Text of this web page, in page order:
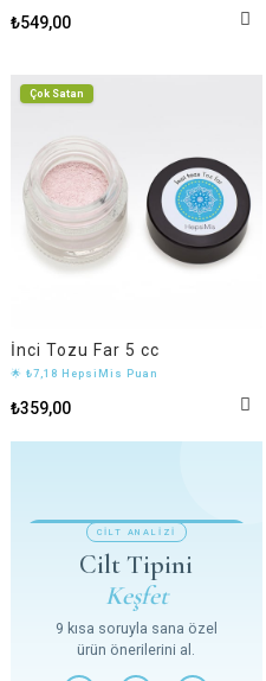
₺549,00
İnci Tozu Far 5 cc
🌟 ₺7,18 HepsiMis Puan
₺359,00
Çok Satan
CİLT ANALİZİ
Cilt Tipini
Keşfet
9 kısa soruyla sana özel
ürün önerilerini al.